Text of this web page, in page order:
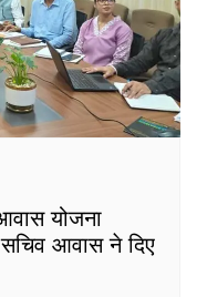
योजना
आवास ने दिए